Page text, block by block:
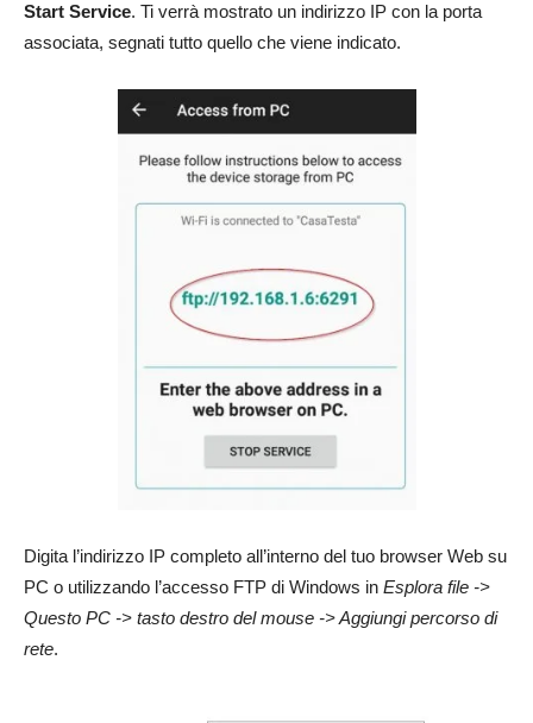
Start Service. Ti verrà mostrato un indirizzo IP con la porta
associata, segnati tutto quello che viene indicato.
Digita l’indirizzo IP completo all’interno del tuo browser Web su
PC o utilizzando l’accesso FTP di Windows in Esplora file ->
Questo PC -> tasto destro del mouse -> Aggiungi percorso di
rete.